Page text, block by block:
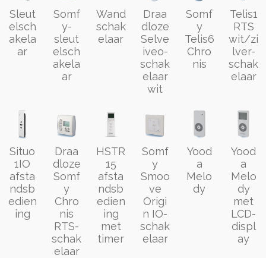
Sleut
elsch
akela
ar
Somf
y-
sleut
elsch
akela
ar
Wand
schak
elaar
Draa
dloze
Selve
iveo-
schak
elaar
wit
Somf
y
Telis6
Chro
nis
Telis1
RTS
wit/zi
lver-
schak
elaar
Situo
1IO
afsta
ndsb
edien
ing
Draa
dloze
Somf
y
Chro
nis
RTS-
schak
elaar
HSTR
15
afsta
ndsb
edien
ing
met
timer
Somf
y
Smoo
ve
Origi
n IO-
schak
elaar
Yood
a
Melo
dy
Yood
a
Melo
dy
met
LCD-
displ
ay